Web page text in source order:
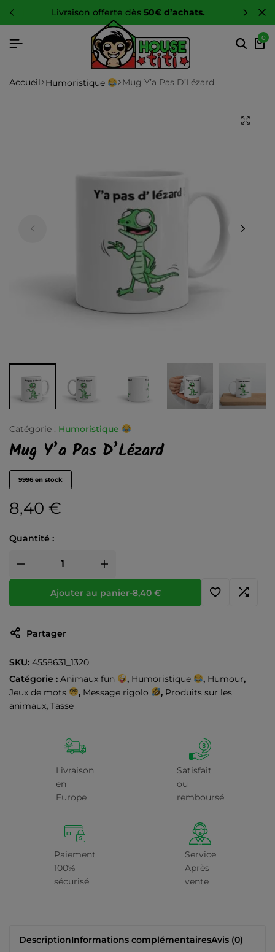
-10 %sur toute la boutique
0
Accueil Humoristique Mug Y’a Pas D’Lézard
Catégorie : Humoristique
Mug Y’a Pas D’Lézard
9996 en stock
8,40 €
Quantité :
Ajouter au panier-8,40 €
Partager
SKU: 4558631_1320
Catégorie : Animaux fun , Humoristique , Humour,
Jeux de mots
, Message rigolo , Produits sur les
animaux, Tasse
Livraison
en
Europe
Satisfait
ou
remboursé
Paiement
100%
sécurisé
Service
Après
vente
DescriptionInformations complémentairesAvis (0)